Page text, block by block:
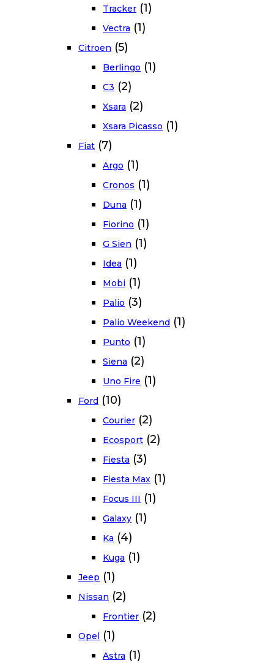
Tracker (1)
Vectra (1)
Citroen (5)
Berlingo (1)
C3 (2)
Xsara (2)
Xsara Picasso (1)
Fiat (7)
Argo (1)
Cronos (1)
Duna (1)
Fiorino (1)
G Sien (1)
Idea (1)
Mobi (1)
Palio (3)
Palio Weekend (1)
Punto (1)
Siena (2)
Uno Fire (1)
Ford (10)
Courier (2)
Ecosport (2)
Fiesta (3)
Fiesta Max (1)
Focus III (1)
Galaxy (1)
Ka (4)
Kuga (1)
Jeep (1)
Nissan (2)
Frontier (2)
Opel (1)
Astra (1)